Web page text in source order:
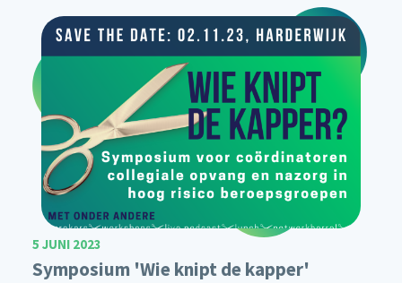
5 JUNI 2023
Symposium 'Wie knipt de kapper'